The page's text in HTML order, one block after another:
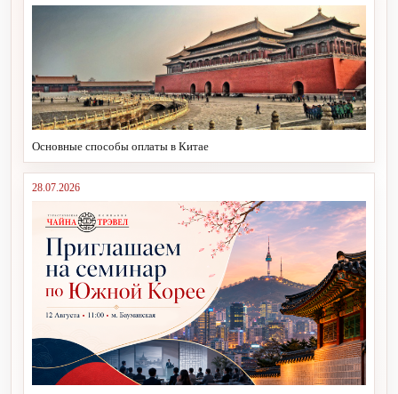
Основные способы оплаты в Китае
28.07.2026